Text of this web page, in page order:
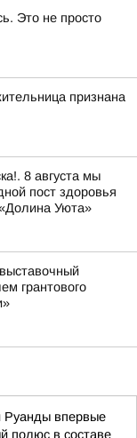
Это не просто
признана
8 августа мы
пост здоровья
Уюта»
грантового
Руанды впервые
полюс в составе